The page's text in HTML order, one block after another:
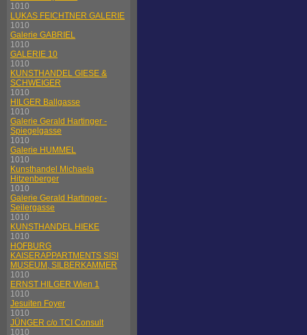
1010
LUKAS FEICHTNER GALERIE
1010
Galerie GABRIEL
1010
GALERIE 10
1010
KUNSTHANDEL GIESE &
SCHWEIGER
1010
HILGER Ballgasse
1010
Galerie Gerald Hartinger -
Spiegelgasse
1010
Galerie HUMMEL
1010
Kunsthandel Michaela
Hitzenberger
1010
Galerie Gerald Hartinger -
Seilergasse
1010
KUNSTHANDEL HIEKE
1010
HOFBURG
KAISERAPPARTMENTS SISI
MUSEUM, SILBERKAMMER
1010
ERNST HILGER Wien 1
1010
Jesuiten Foyer
1010
JÜNGER c/o TCI Consult
1010